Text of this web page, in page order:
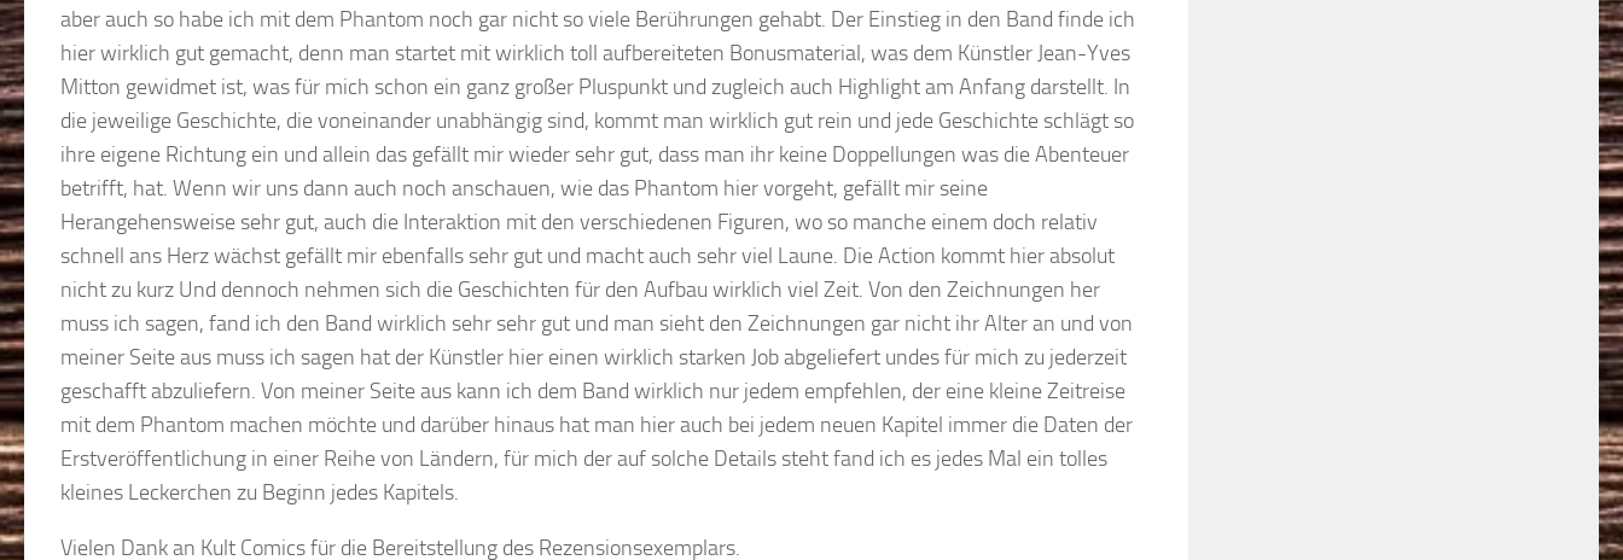
aber auch so habe ich mit dem Phantom noch gar nicht so viele Berührungen gehabt. Der Einstieg in den Band finde ich
hier wirklich gut gemacht, denn man startet mit wirklich toll aufbereiteten Bonusmaterial, was dem Künstler Jean-Yves
Mitton gewidmet ist, was für mich schon ein ganz großer Pluspunkt und zugleich auch Highlight am Anfang darstellt. In
die jeweilige Geschichte, die voneinander unabhängig sind, kommt man wirklich gut rein und jede Geschichte schlägt so
ihre eigene Richtung ein und allein das gefällt mir wieder sehr gut, dass man ihr keine Doppellungen was die Abenteuer
betrifft, hat. Wenn wir uns dann auch noch anschauen, wie das Phantom hier vorgeht, gefällt mir seine
Herangehensweise sehr gut, auch die Interaktion mit den verschiedenen Figuren, wo so manche einem doch relativ
schnell ans Herz wächst gefällt mir ebenfalls sehr gut und macht auch sehr viel Laune. Die Action kommt hier absolut
nicht zu kurz Und dennoch nehmen sich die Geschichten für den Aufbau wirklich viel Zeit. Von den Zeichnungen her
muss ich sagen, fand ich den Band wirklich sehr sehr gut und man sieht den Zeichnungen gar nicht ihr Alter an und von
meiner Seite aus muss ich sagen hat der Künstler hier einen wirklich starken Job abgeliefert undes für mich zu jederzeit
geschafft abzuliefern. Von meiner Seite aus kann ich dem Band wirklich nur jedem empfehlen, der eine kleine Zeitreise
mit dem Phantom machen möchte und darüber hinaus hat man hier auch bei jedem neuen Kapitel immer die Daten der
Erstveröffentlichung in einer Reihe von Ländern, für mich der auf solche Details steht fand ich es jedes Mal ein tolles
kleines Leckerchen zu Beginn jedes Kapitels.
Vielen Dank an Kult Comics für die Bereitstellung des Rezensionsexemplars.